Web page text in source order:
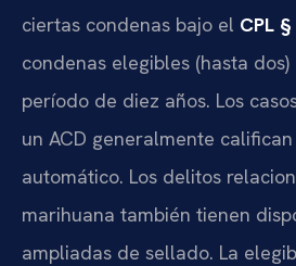
ciertas condenas bajo el CPL
condenas elegibles (hasta
período de diez años. Los
un ACD generalmente
automático. Los delitos
marihuana también tienen
ampliadas de sellado. La